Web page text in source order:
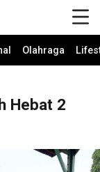
Olahraga
Hebat 2